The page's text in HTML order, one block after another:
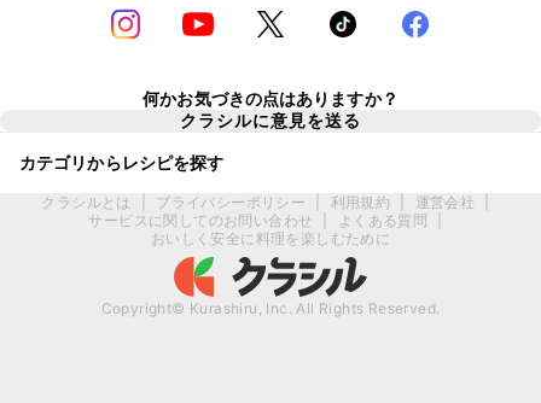
何かお気づきの点はありますか？
クラシルに意見を送る
カテゴリからレシピを探す
クラシルとは プライバシーポリシー 利用規約 運営会社
サービスに関してのお問い合わせ
よくある質問
おいしく安全に料理を楽しむために
Copyright© Kurashiru, Inc. All Rights Reserved.